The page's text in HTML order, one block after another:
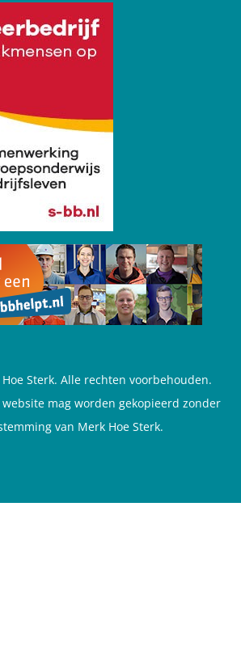
Sterk. Alle rechten voorbehouden.
mag worden gekopieerd zonder
van Merk Hoe Sterk.